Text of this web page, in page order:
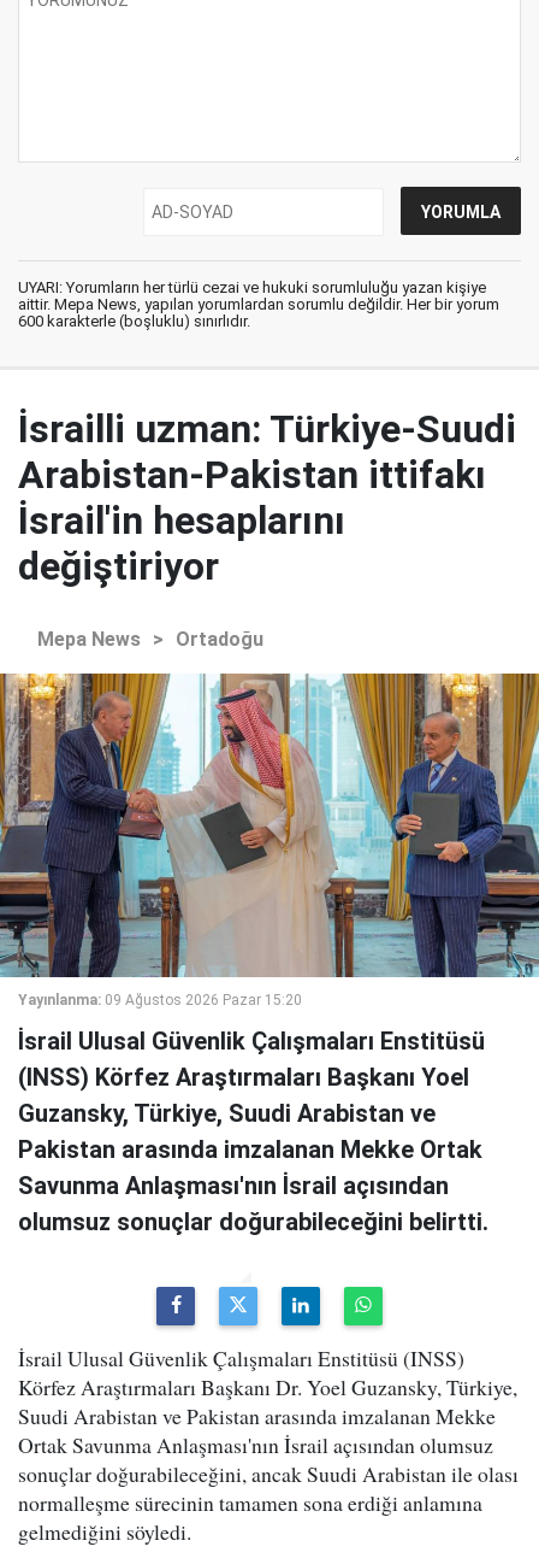
UYARI: Yorumların her türlü cezai ve hukuki sorumluluğu yazan kişiye
aittir. Mepa News, yapılan yorumlardan sorumlu değildir. Her bir yorum
600 karakterle (boşluklu) sınırlıdır.
İsrailli uzman: Türkiye-Suudi
Arabistan-Pakistan ittifakı
İsrail'in hesaplarını
değiştiriyor
Mepa News > Ortadoğu
Yayınlanma: 09 Ağustos 2026 Pazar 15:20
İsrail Ulusal Güvenlik Çalışmaları Enstitüsü
(INSS) Körfez Araştırmaları Başkanı Yoel
Guzansky, Türkiye, Suudi Arabistan ve
Pakistan arasında imzalanan Mekke Ortak
Savunma Anlaşması'nın İsrail açısından
olumsuz sonuçlar doğurabileceğini belirtti.
İsrail Ulusal Güvenlik Çalışmaları Enstitüsü (INSS)
Körfez Araştırmaları Başkanı Dr. Yoel Guzansky, Türkiye,
Suudi Arabistan ve Pakistan arasında imzalanan Mekke
Ortak Savunma Anlaşması'nın İsrail açısından olumsuz
sonuçlar doğurabileceğini, ancak Suudi Arabistan ile olası
normalleşme sürecinin tamamen sona erdiği anlamına
gelmediğini söyledi.